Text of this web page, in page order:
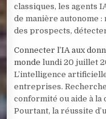
classiques, les agents
de manière autonome
des prospects,
Connecter l’IA aux
monde lundi 20 juillet
L’intelligence
entreprises.
conformité ou aide à la
Pourtant, la réussite